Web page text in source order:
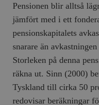
Pensionen blir alltså
jämfört med i ett
pensionskapitalets
snarare än
Storleken på denna
räkna ut. Sinn (2000)
Tyskland till cirka 50
redovisar beräkningar